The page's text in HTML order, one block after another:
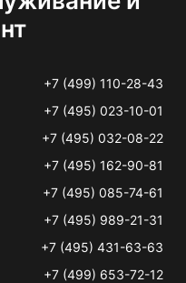
+7 (499) 110-28-43
+7 (495) 023-10-01
+7 (495) 032-08-22
+7 (495) 162-90-81
+7 (495) 085-74-61
+7 (495) 989-21-31
+7 (495) 431-63-63
+7 (499) 653-72-12